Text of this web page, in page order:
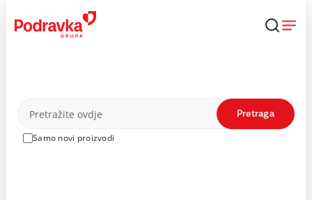
content
Proizvodi
Samo novi proizvodi
Pretraga